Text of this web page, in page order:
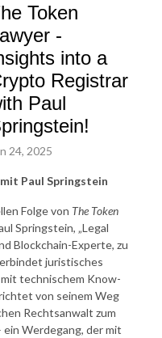
Token
-
into a
Registrar
Paul
24, 2025
Paul Springstein
Folge von The Token
Springstein, „Legal
Blockchain-Experte, zu
juristisches
technischem Know-
von seinem Weg
Rechtsanwalt zum
ein Werdegang, der mit